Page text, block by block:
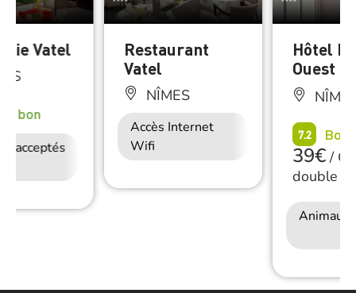
Vatel
bon
acceptés
Accès Internet
Restauration
Restaurant
Vatel
NÎMES
Accès Internet
Wifi
Restauration
Hôtel
Ouest *
7.2 Bon
39€/
double
Animaux